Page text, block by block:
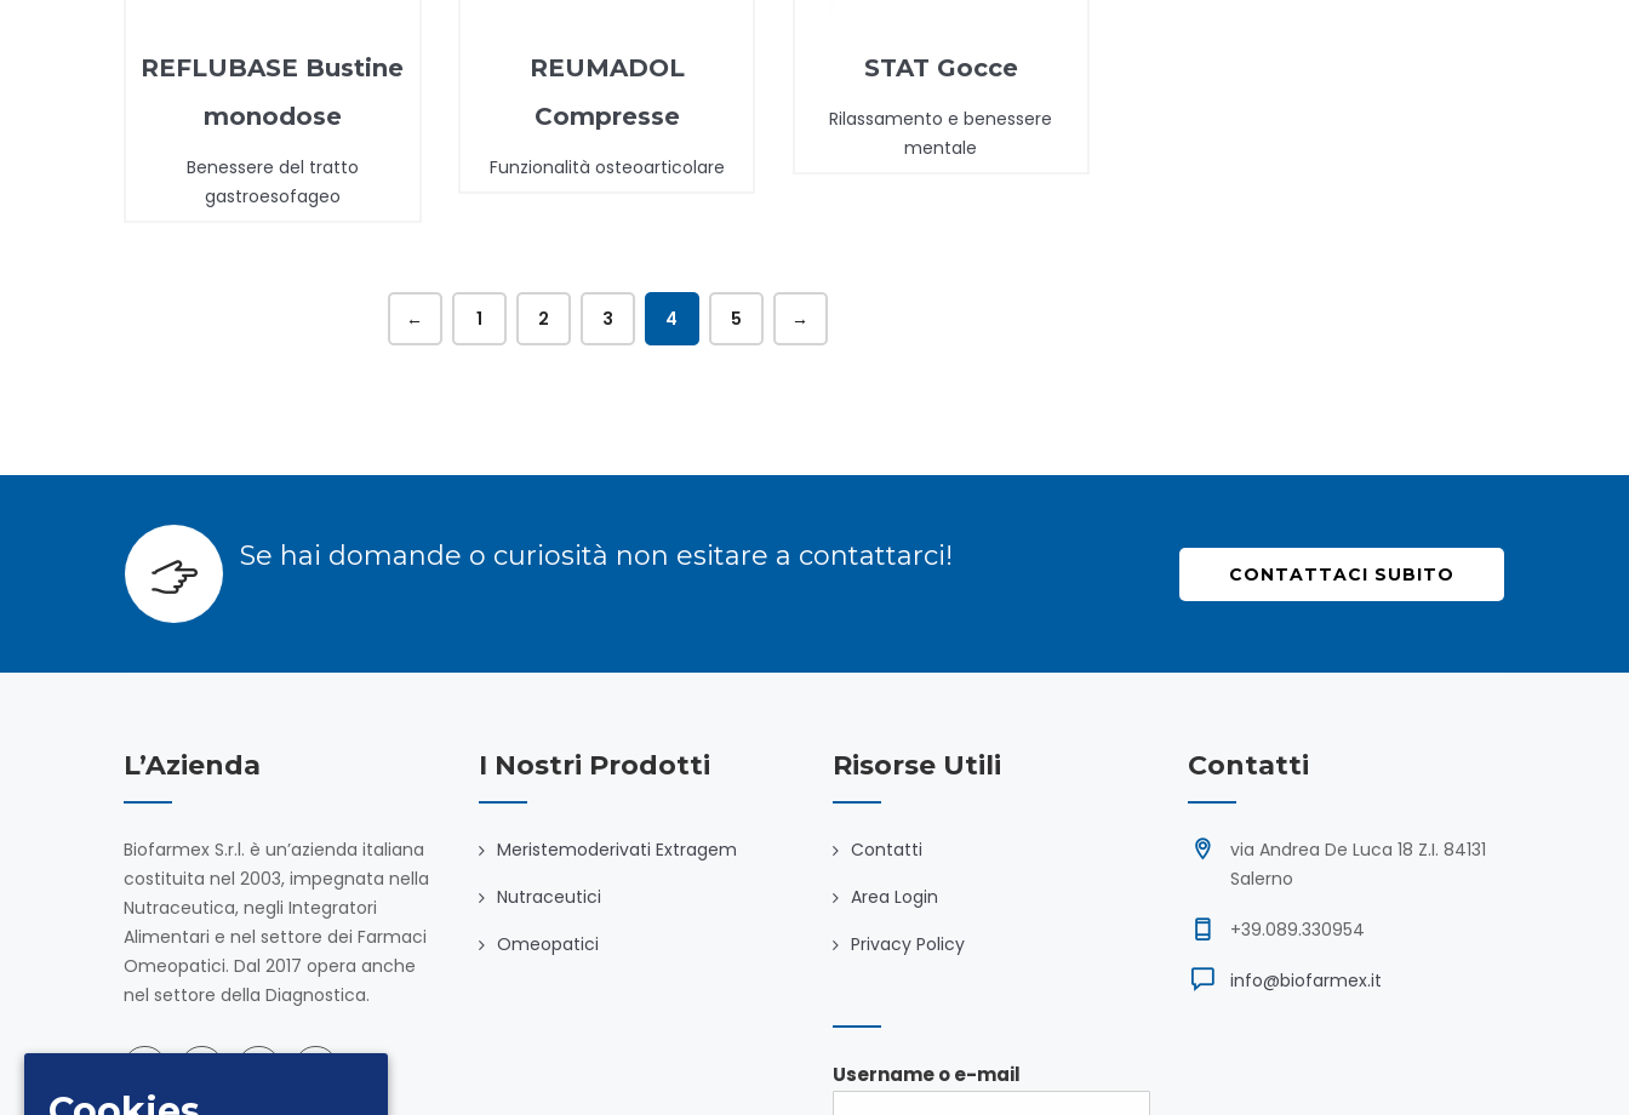
REFLUBASE Bustine
monodose
Benessere del tratto
gastroesofageo
REUMADOL
Compresse
Funzionalità osteoarticolare
STAT Gocce
Rilassamento e benessere
mentale
← 1 2 3 4 5 →
Se hai domande o curiosità non esitare a contattarci!
CONTATTACI SUBITO
L’Azienda
Biofarmex S.r.l. è un’azienda italiana
costituita nel 2003, impegnata nella
Nutraceutica, negli Integratori
Alimentari e nel settore dei Farmaci
Omeopatici. Dal 2017 opera anche
nel settore della Diagnostica.
I Nostri Prodotti
Meristemoderivati Extragem
Nutraceutici
Omeopatici
Risorse Utili
Contatti
Area Login
Privacy Policy
Username o e-mail
Contatti
via Andrea De Luca 18 Z.I. 84131
Salerno
+39.089.330954
info@biofarmex.it